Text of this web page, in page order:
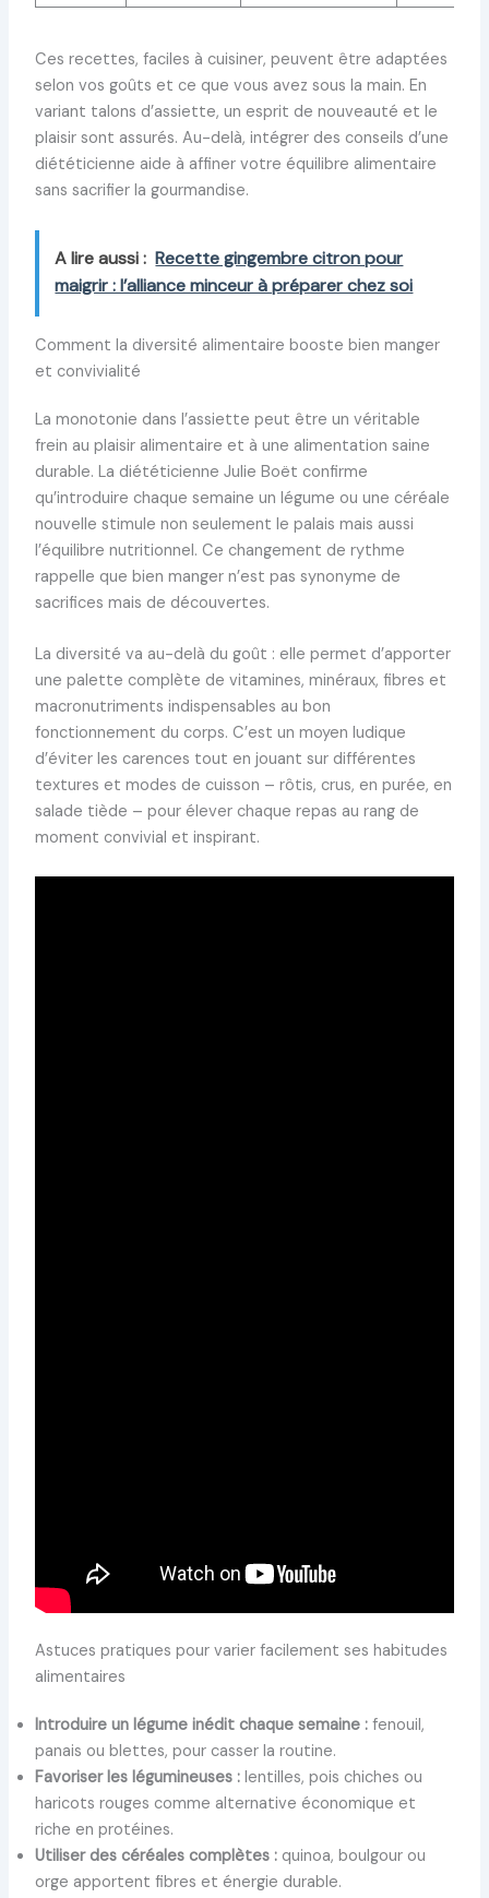
Ces recettes, faciles à cuisiner, peuvent être adaptées
selon vos goûts et ce que vous avez sous la main. En
variant talons d’assiette, un esprit de nouveauté et le
plaisir sont assurés. Au-delà, intégrer des conseils d’une
diététicienne aide à affiner votre équilibre alimentaire
sans sacrifier la gourmandise.
A lire aussi : Recette gingembre citron pour
maigrir : l’alliance minceur à préparer chez soi
Comment la diversité alimentaire booste bien manger
et convivialité
La monotonie dans l’assiette peut être un véritable
frein au plaisir alimentaire et à une alimentation saine
durable. La diététicienne Julie Boët confirme
qu’introduire chaque semaine un légume ou une céréale
nouvelle stimule non seulement le palais mais aussi
l’équilibre nutritionnel. Ce changement de rythme
rappelle que bien manger n’est pas synonyme de
sacrifices mais de découvertes.
La diversité va au-delà du goût : elle permet d’apporter
une palette complète de vitamines, minéraux, fibres et
macronutriments indispensables au bon
fonctionnement du corps. C’est un moyen ludique
d’éviter les carences tout en jouant sur différentes
textures et modes de cuisson – rôtis, crus, en purée, en
salade tiède – pour élever chaque repas au rang de
moment convivial et inspirant.
Astuces pratiques pour varier facilement ses habitudes
alimentaires
Introduire un légume inédit chaque semaine :fenouil,
panais ou blettes, pour casser la routine.
Favoriser les légumineuses :lentilles, pois chiches ou
haricots rouges comme alternative économique et
riche en protéines.
Utiliser des céréales complètes :quinoa, boulgour ou
orge apportent fibres et énergie durable.